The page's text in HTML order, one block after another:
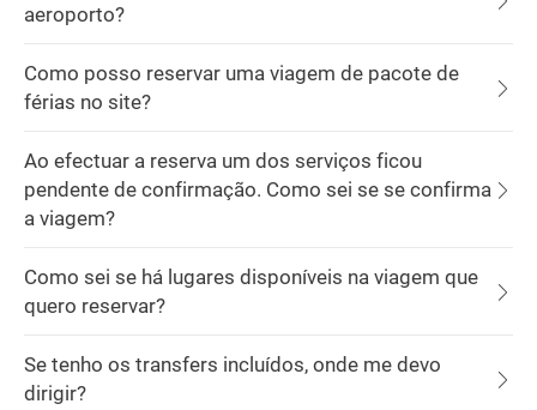
aeroporto?
Como posso reservar uma viagem de pacote de
férias no site?
Ao efectuar a reserva um dos serviços ficou
pendente de confirmação. Como sei se se confirma
a viagem?
Como sei se há lugares disponíveis na viagem que
quero reservar?
Se tenho os transfers incluídos, onde me devo
dirigir?